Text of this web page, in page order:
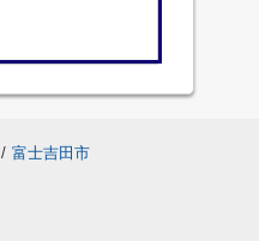
/ 富士吉田市